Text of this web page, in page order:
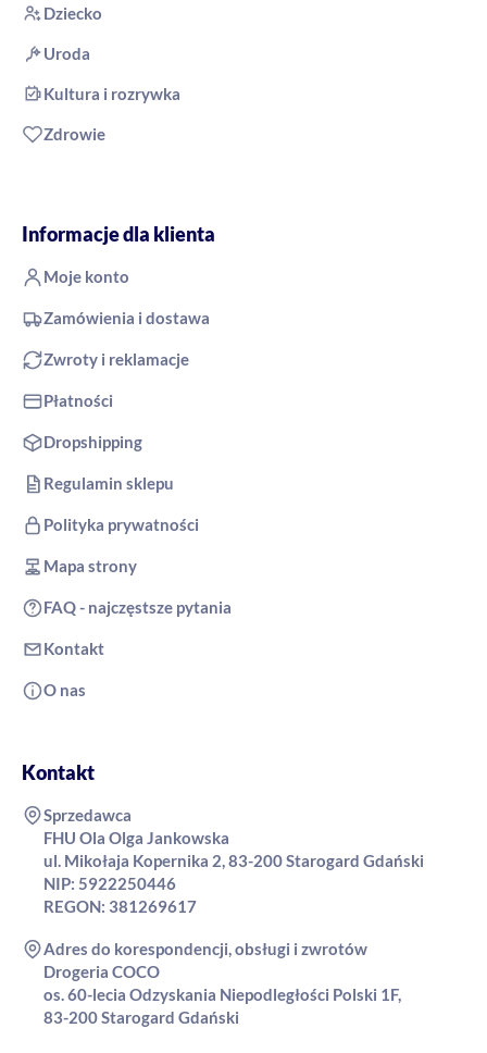
Dziecko
Uroda
Kultura i rozrywka
Zdrowie
Informacje dla klienta
Moje konto
Zamówienia i dostawa
Zwroty i reklamacje
Płatności
Dropshipping
Regulamin sklepu
Polityka prywatności
Mapa strony
FAQ - najczęstsze pytania
Kontakt
O nas
Kontakt
Sprzedawca
FHU Ola Olga Jankowska
ul. Mikołaja Kopernika 2, 83-200 Starogard Gdański
NIP: 5922250446
REGON: 381269617
Adres do korespondencji, obsługi i zwrotów
Drogeria COCO
os. 60-lecia Odzyskania Niepodległości Polski 1F,
83-200 Starogard Gdański